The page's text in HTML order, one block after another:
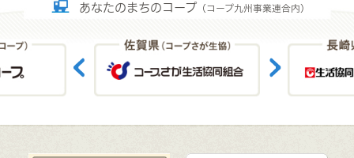
あなたのまちのコープ （コープ九州事業連合内）